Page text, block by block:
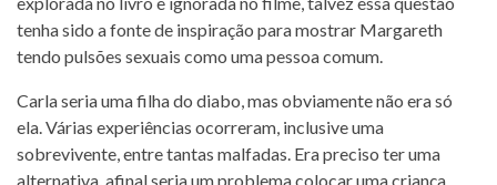
tenha sido a fonte de inspiração para mostrar Margareth
tendo pulsões sexuais como uma pessoa comum.
Carla seria uma filha do diabo, mas obviamente não era só
ela. Várias experiências ocorreram, inclusive uma
sobrevivente, entre tantas malfadas. Era preciso ter uma
alternativa, afinal seria um problema colocar uma criança